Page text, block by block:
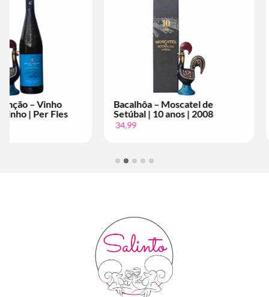
Bacalhôa – Moscatel de
Setúbal | 10 anos | 2008
Bacalhôa –
Setúbal | 10